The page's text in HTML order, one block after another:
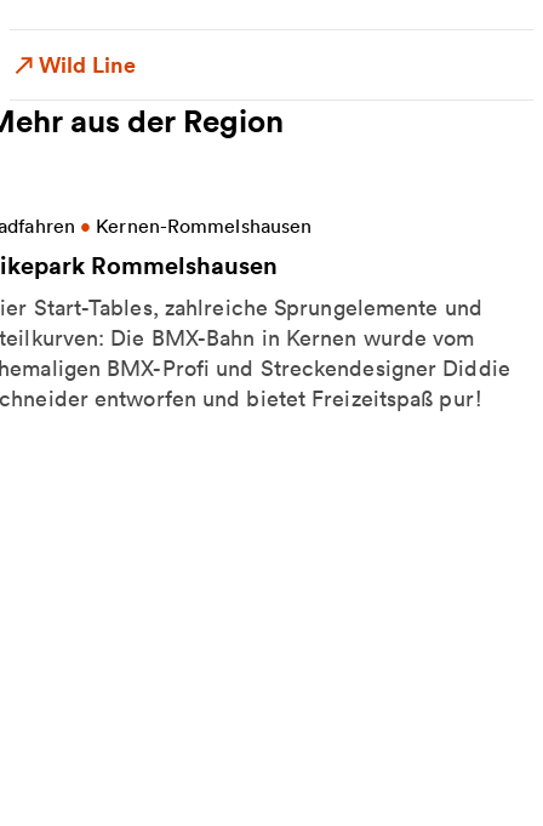
Wild Line
aus der Region
• Kernen-Rommelshausen
Rommelshausen
Start-Tables, zahlreiche Sprungelemente und
Die BMX-Bahn in Kernen wurde vom
BMX-Profi und Streckendesigner Diddie
entworfen und bietet Freizeitspaß pur!
Informationen zu Bikepark Rommelshausen